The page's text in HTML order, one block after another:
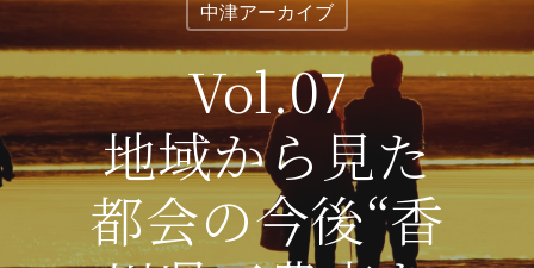
中津アーカイブ
Vol.07
地域から見た
都会の今後“香